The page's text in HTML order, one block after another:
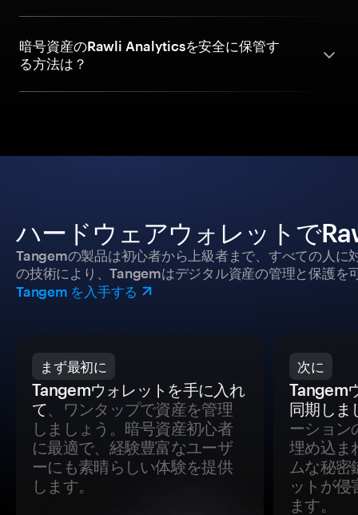
暗号資産のRawli Analyticsを安全に保管す
る方法は？
ハードウェアウォレットで
Tangemの製品は初心者から上級者まで、すべての人に
の技術により、Tangemはデジタル資産の管理と保護を
Tangem を入手する
まず最初に
Tangemウォレットを手に入れ
て、ワンタップで資産を管理
しましょう。暗号資産初心者
に最適で、経験豊富なユーザ
ーにも素晴らしい体験を提供
します。
次に
Tangem
同期しま
ーション
埋め込ま
ムな秘密
ットが侵
ます。